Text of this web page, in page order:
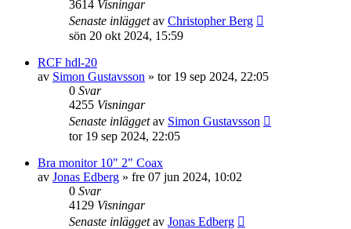
3614 Visningar
Senaste inläggetav Christopher Berg
sön 20 okt 2024, 15:59
RCF hdl-20
av Simon Gustavsson » tor 19 sep 2024, 22:05
0 Svar
4255 Visningar
Senaste inläggetav Simon Gustavsson
tor 19 sep 2024, 22:05
Bra monitor 10" 2" Coax
av Jonas Edberg » fre 07 jun 2024, 10:02
0 Svar
4129 Visningar
Senaste inläggetav Jonas Edberg